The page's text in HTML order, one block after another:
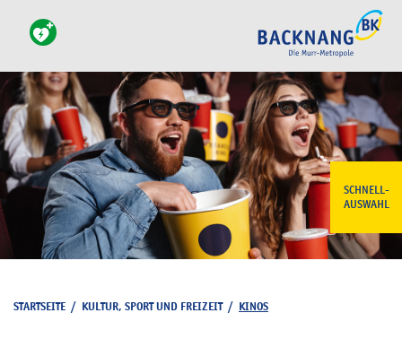
SCHNELL-
AUSWAHL
STARTSEITE / KULTUR, SPORT UND FREIZEIT/ KINOS